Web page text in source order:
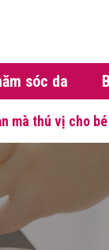
sóc da
mà thú vị cho bé